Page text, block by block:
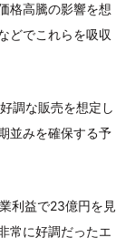
格高騰の影響を想
どでこれらを吸収
調な販売を想定し
並みを確保する予
利益で23億円を見
常に好調だったエ